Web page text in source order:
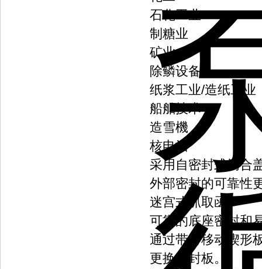
石化工业
制糖业
矿业
除鳞设备
纸浆工业/造纸工业
船舶技术
造雪機
核电站
采用自密封式闭合
外部密封的可靠性
迷宫式抓取函。
可靠的底座密封和
通过带有移动楔形
更换密封板。